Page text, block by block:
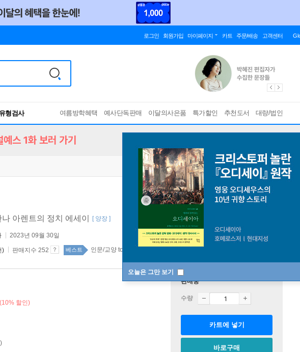
로그인 회원가입 마이페이지 카트 주문/배송 고객센터
형검사
Lab
여름방학혜택 예사단독판매 이달의사은품 특가할인 추천도서 대량/법인
오늘은 그만 보기
예스 1화 보러 가기
나 아렌트의 정치 에세이 [ 양장 ]
2023년 09월 30일
) 판매지수 252 베스트 인문/교양 top100 2주
(10% 할인)
판매중
수량
카트에 넣기
바로구매